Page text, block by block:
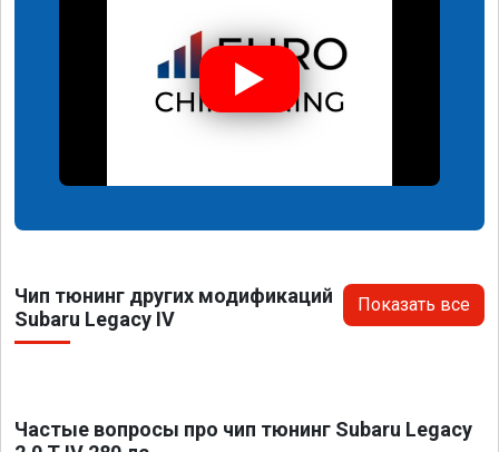
Чип тюнинг других модификаций
Subaru Legacy IV
Показать все
Частые вопросы про чип тюнинг Subaru Legacy